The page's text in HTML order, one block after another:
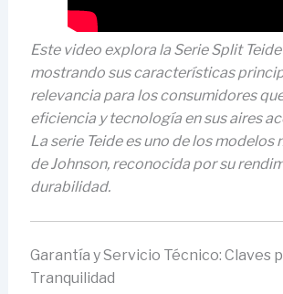
Este video explora la Serie Split
mostrando sus características
relevancia para los consumidores
eficiencia y tecnología en sus aires
La serie Teide es uno de los modelos
de Johnson, reconocida por su
durabilidad.
Garantía y Servicio Técnico: Claves
Tranquilidad